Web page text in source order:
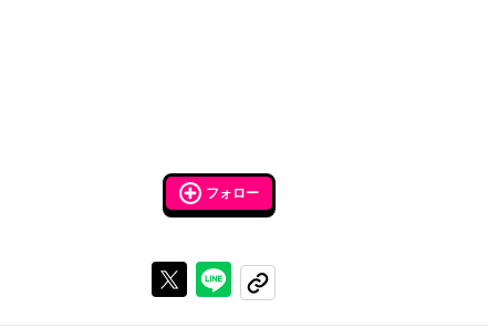
フォロー
Xで投稿するラインでシェアする
コピーする